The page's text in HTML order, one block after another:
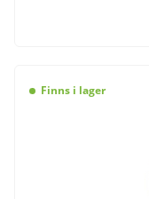
Finns i lager